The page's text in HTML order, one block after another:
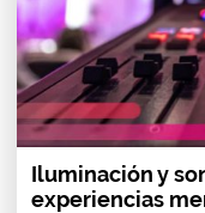
Iluminación y
experiencias